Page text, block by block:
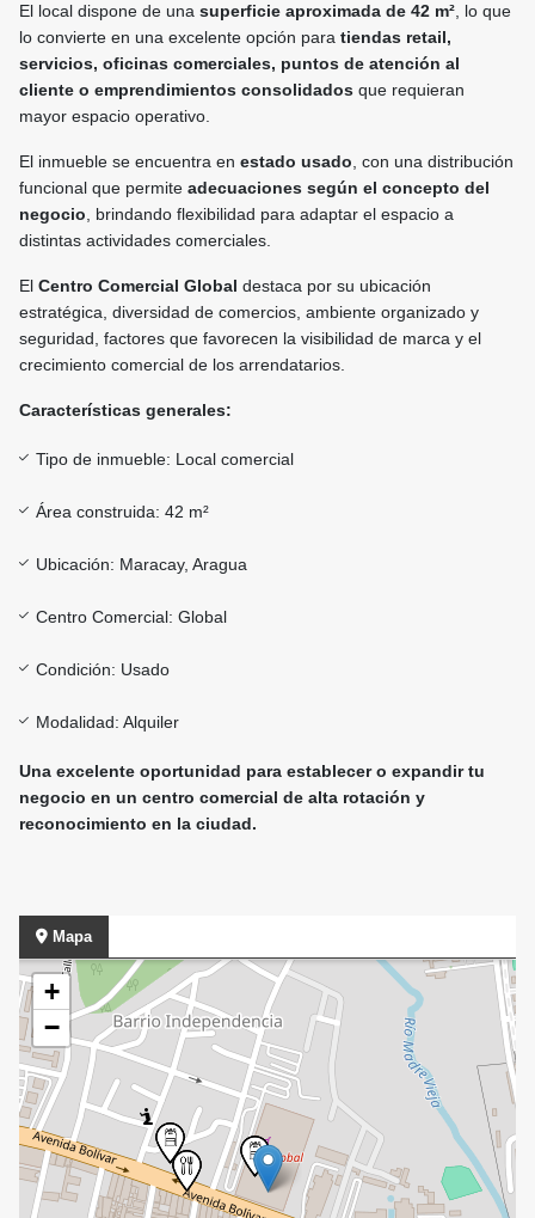
El local dispone de una superficie aproximada de 42 m² , lo que
lo convierte en una excelente opción para tiendas retail,
servicios, oficinas comerciales, puntos de atención al
cliente o emprendimientos consolidados que requieran
mayor espacio operativo.
El inmueble se encuentra en estado usado , con una distribución
funcional que permite adecuaciones según el concepto del
negocio , brindando flexibilidad para adaptar el espacio a
distintas actividades comerciales.
El Centro Comercial Global destaca por su ubicación
estratégica, diversidad de comercios, ambiente organizado y
seguridad, factores que favorecen la visibilidad de marca y el
crecimiento comercial de los arrendatarios.
Características generales:
Tipo de inmueble: Local comercial
Área construida: 42 m²
Ubicación: Maracay, Aragua
Centro Comercial: Global
Condición: Usado
Modalidad: Alquiler
Una excelente oportunidad para establecer o expandir tu
negocio en un centro comercial de alta rotación y
reconocimiento en la ciudad.
Mapa
+
−